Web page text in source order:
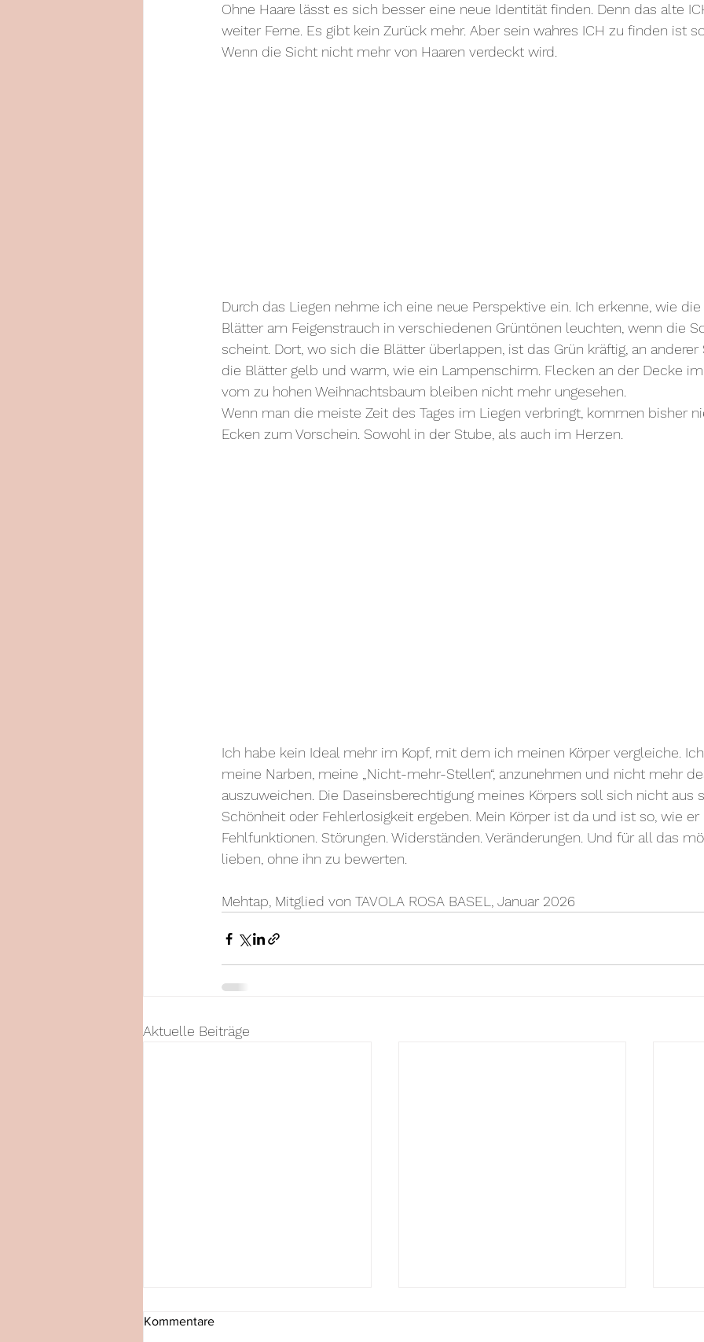
Ohne Haare lässt es sich besser eine neue Identität finden. Denn das alte
weiter Ferne. Es gibt kein Zurück mehr. Aber sein wahres ICH zu finden ist
Wenn die Sicht nicht mehr von Haaren verdeckt wird.
Durch das Liegen nehme ich eine neue Perspektive ein. Ich erkenne, wie
Blätter am Feigenstrauch in verschiedenen Grüntönen leuchten, wenn die
scheint. Dort, wo sich die Blätter überlappen, ist das Grün kräftig, an
die Blätter gelb und warm, wie ein Lampenschirm. Flecken an der Decke
vom zu hohen Weihnachtsbaum bleiben nicht mehr ungesehen.
Wenn man die meiste Zeit des Tages im Liegen verbringt, kommen bisher
Ecken zum Vorschein. Sowohl in der Stube, als auch im Herzen.
Ich habe kein Ideal mehr im Kopf, mit dem ich meinen Körper vergleiche.
meine Narben, meine „Nicht-mehr-Stellen“, anzunehmen und nicht mehr
auszuweichen. Die Daseinsberechtigung meines Körpers soll sich nicht aus
Schönheit oder Fehlerlosigkeit ergeben. Mein Körper ist da und ist so, wie er
Fehlfunktionen. Störungen. Widerständen. Veränderungen. Und für all das
lieben, ohne ihn zu bewerten.
Mehtap, Mitglied von TAVOLA ROSA BASEL, Januar 2026
Aktuelle Beiträge
Kommentare